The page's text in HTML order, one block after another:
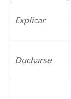
Explicar
Ducharse